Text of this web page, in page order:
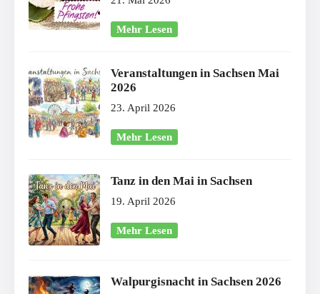
Mehr Lesen
Veranstaltungen in Sachsen Mai
2026
23. April 2026
Mehr Lesen
Tanz in den Mai in Sachsen
19. April 2026
Mehr Lesen
Walpurgisnacht in Sachsen 2026